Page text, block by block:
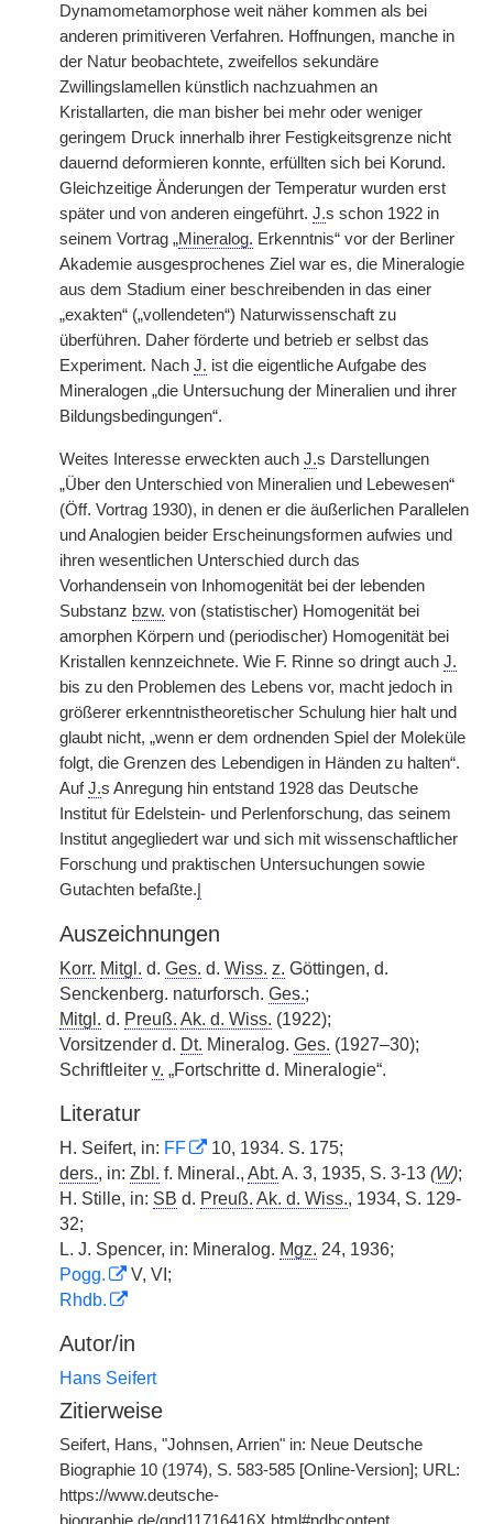
Dynamometamorphose weit näher kommen als bei
anderen primitiveren Verfahren. Hoffnungen, manche in
der Natur beobachtete, zweifellos sekundäre
Zwillingslamellen künstlich nachzuahmen an
Kristallarten, die man bisher bei mehr oder weniger
geringem Druck innerhalb ihrer Festigkeitsgrenze nicht
dauernd deformieren konnte, erfüllten sich bei Korund.
Gleichzeitige Änderungen der Temperatur wurden erst
später und von anderen eingeführt. J.s schon 1922 in
seinem Vortrag „Mineralog. Erkenntnis“ vor der Berliner
Akademie ausgesprochenes Ziel war es, die Mineralogie
aus dem Stadium einer beschreibenden in das einer
„exakten“ („vollendeten“) Naturwissenschaft zu
überführen. Daher förderte und betrieb er selbst das
Experiment. Nach J. ist die eigentliche Aufgabe des
Mineralogen „die Untersuchung der Mineralien und ihrer
Bildungsbedingungen“.
Weites Interesse erweckten auch J.s Darstellungen
„Über den Unterschied von Mineralien und Lebewesen“
(Öff. Vortrag 1930), in denen er die äußerlichen Parallelen
und Analogien beider Erscheinungsformen aufwies und
ihren wesentlichen Unterschied durch das
Vorhandensein von Inhomogenität bei der lebenden
Substanz bzw. von (statistischer) Homogenität bei
amorphen Körpern und (periodischer) Homogenität bei
Kristallen kennzeichnete. Wie F. Rinne so dringt auch J.
bis zu den Problemen des Lebens vor, macht jedoch in
größerer erkenntnistheoretischer Schulung hier halt und
glaubt nicht, „wenn er dem ordnenden Spiel der Moleküle
folgt, die Grenzen des Lebendigen in Händen zu halten“.
AufJ.s Anregung hin entstand 1928 das Deutsche
Institut für Edelstein- und Perlenforschung, das seinem
Institut angegliedert war und sich mit wissenschaftlicher
Forschung und praktischen Untersuchungen sowie
Gutachten befaßte.
Auszeichnungen
Korr. Mitgl. d. Ges. d. Wiss. z. Göttingen, d.
Senckenberg. naturforsch. Ges.;
Mitgl. d. Preuß. Ak. d. Wiss. (1922);
Vorsitzender d. Dt. Mineralog. Ges. (1927–30);
Schriftleiter v. „Fortschritte d. Mineralogie“.
Literatur
H. Seifert, in: FF
10, 1934. S. 175;
ders., in: Zbl. f. Mineral., Abt. A. 3, 1935, S. 3-13 (W);
H. Stille, in: SB d. Preuß. Ak. d. Wiss., 1934, S. 129-
32;
L. J. Spencer, in: Mineralog. Mgz. 24, 1936;
Pogg.
V, VI;
Rhdb.
Autor/in
Hans Seifert
Zitierweise
Seifert, Hans, "Johnsen, Arrien" in: Neue Deutsche
Biographie 10 (1974), S. 583-585 [Online-Version]; URL:
https://www.deutsche-